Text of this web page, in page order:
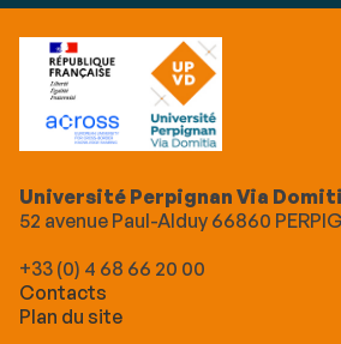
Université Perpignan Via
52 avenue Paul-Alduy 66860
+33 (0) 4 68 66 20 00
Contacts
Plan du site